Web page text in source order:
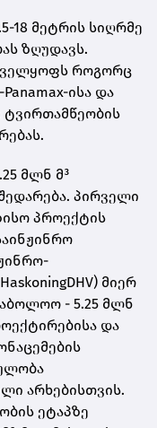
18 მეტრის სიღრმე
ზღუდავს.
როგორც
ისა და
ტვირთამწეობის
მლნ მ³
პირველი
პროექტის
მიერ
- 5.25 მლნ
და
არხებისთვის.
ეტაპზე